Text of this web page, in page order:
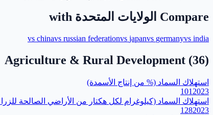
Compare الولايات المتحدة
vs chinavs russian federationvs japanvs germanyvs india
Agriculture & Rural Development (36)
استهلاك السماد (% من إنتاج الأسمدة)
101 2023
استهلاك السماد (كيلوغرام لكل هكتار من الأراضي الصالحة
1282023